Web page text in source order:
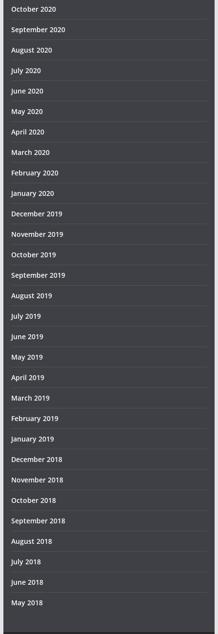
October 2020
September 2020
August 2020
July 2020
June 2020
May 2020
April 2020
March 2020
February 2020
January 2020
December 2019
November 2019
October 2019
September 2019
August 2019
July 2019
June 2019
May 2019
April 2019
March 2019
February 2019
January 2019
December 2018
November 2018
October 2018
September 2018
August 2018
July 2018
June 2018
May 2018